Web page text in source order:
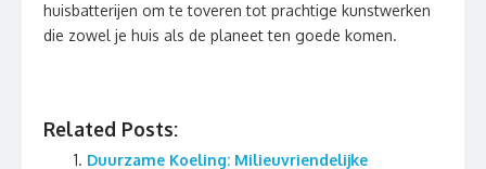
huisbatterijen om te toveren tot prachtige kunstwerken
die zowel je huis als de planeet ten goede komen.
Related Posts:
Duurzame Koeling: Milieuvriendelijke